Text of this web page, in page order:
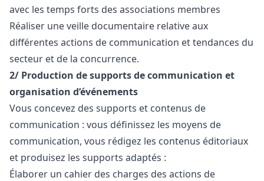
avec les temps forts des associations membres
Réaliser une veille documentaire relative aux
différentes actions de communication et tendances du
secteur et de la concurrence.
2/ Production de supports de communication et
organisation d’événements
Vous concevez des supports et contenus de
communication : vous définissez les moyens de
communication, vous rédigez les contenus éditoriaux
et produisez les supports adaptés :
Élaborer un cahier des charges des actions de